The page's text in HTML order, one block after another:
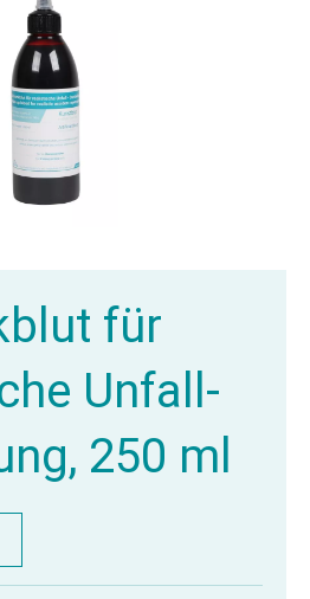
für
Unfall-
250 ml